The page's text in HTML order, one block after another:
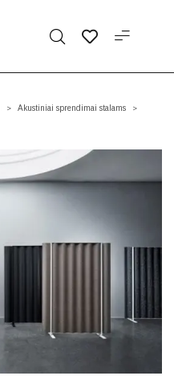
> Akustiniai sprendimai stalams >